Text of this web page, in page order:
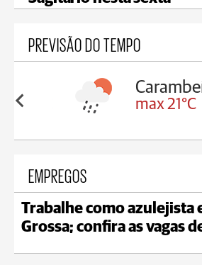
PREVISÃO DO TEMPO
18°C
Carambeí
max 21°C
EMPREGOS
Trabalhe como azulejista
Grossa; confira as vagas